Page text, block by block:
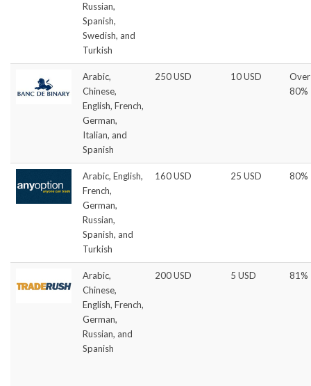
Russian,
Spanish,
Swedish, and
Turkish
Arabic,
Chinese,
English, French,
German,
Italian, and
Spanish
250 USD 10 USD
Over
80%
Arabic, English,
French,
German,
Russian,
Spanish, and
Turkish
160 USD 25 USD 80%
Arabic,
Chinese,
English, French,
German,
Russian, and
Spanish
200 USD 5 USD 81%